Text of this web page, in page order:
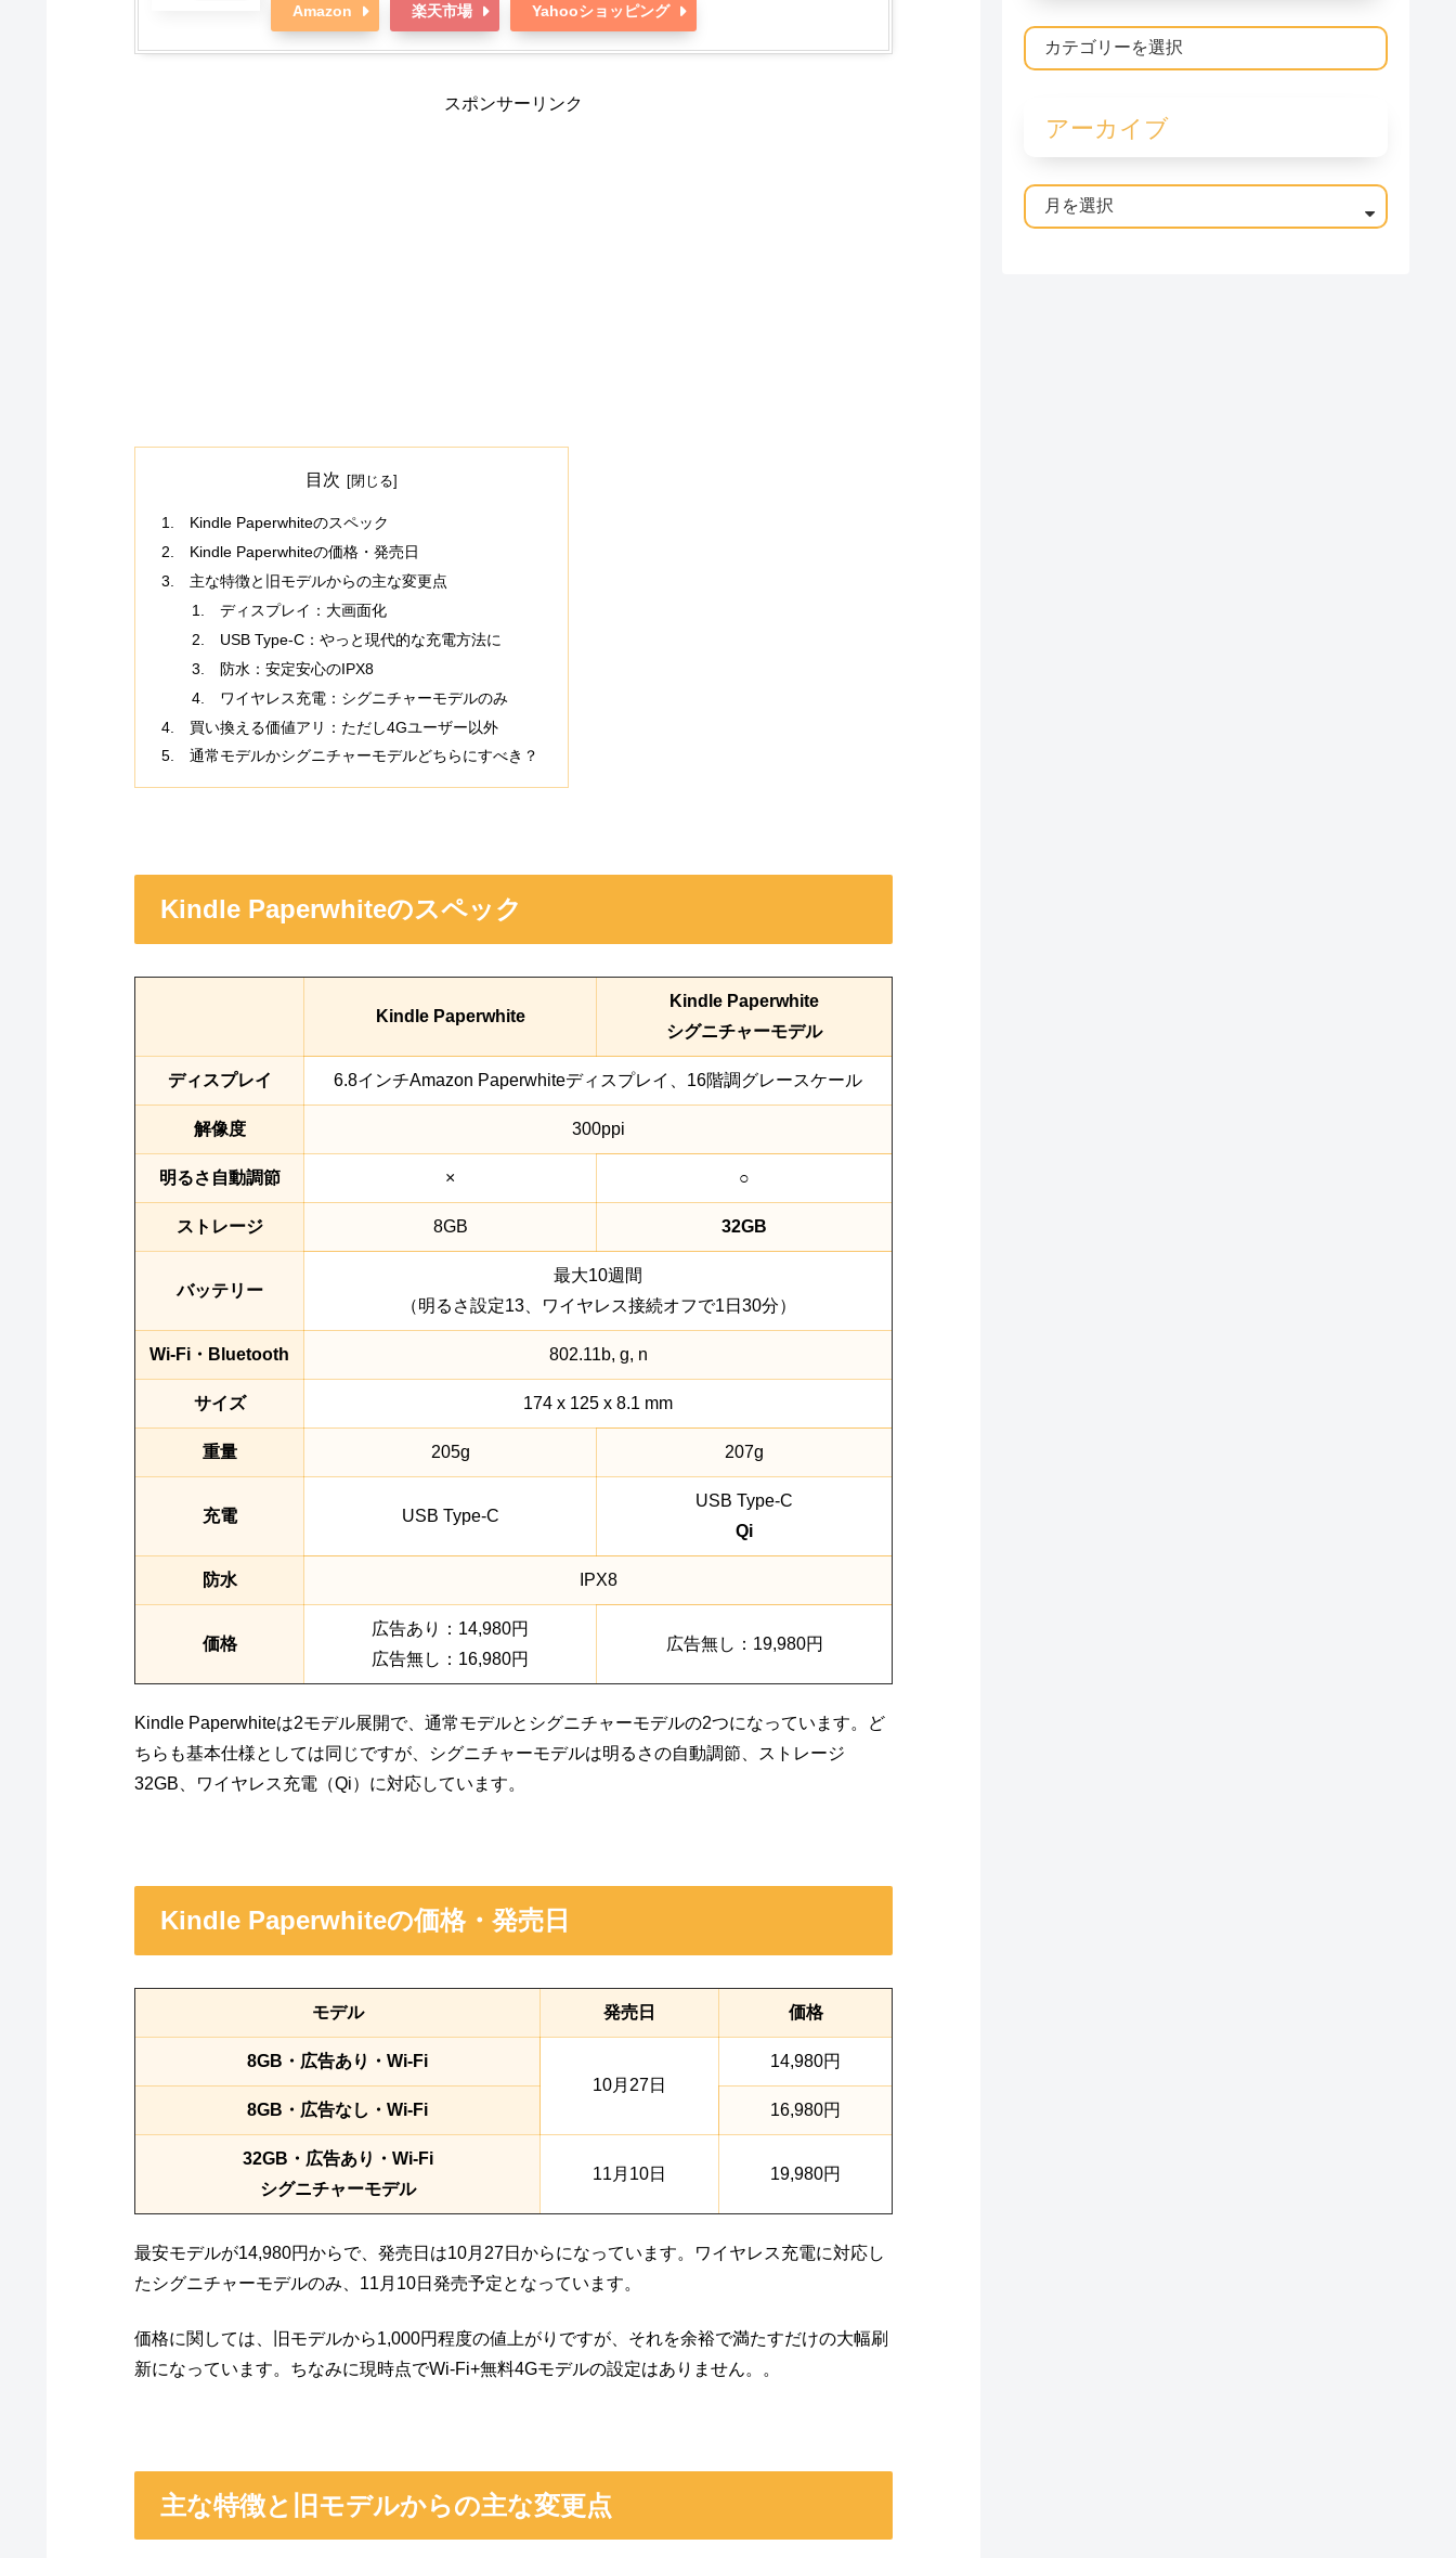
Amazon 楽天市場 Yahooショッピング
スポンサーリンク
目次
Kindle Paperwhiteのスペック
Kindle Paperwhiteの価格・発売日
主な特徴と旧モデルからの主な変更点
ディスプレイ：大画面化
USB Type-C：やっと現代的な充電方法に
防水：安定安心のIPX8
ワイヤレス充電：シグニチャーモデルのみ
買い換える価値アリ：ただし4Gユーザー以外
通常モデルかシグニチャーモデルどちらにすべき？
Kindle Paperwhiteのスペック
Kindle Paperwhite
Kindle Paperwhite
シグニチャーモデル
ディスプレイ 6.8インチAmazon Paperwhiteディスプレイ、16階調グレースケール
解像度 300ppi
明るさ自動調節 × ○
ストレージ 8GB 32GB
バッテリー
最大10週間
（明るさ設定13、ワイヤレス接続オフで1日30分）
Wi-Fi・Bluetooth 802.11b, g, n
サイズ 174 x 125 x 8.1 mm
重量 205g 207g
充電 USB Type-C
USB Type-C
Qi
防水 IPX8
価格
広告あり：14,980円
広告無し：16,980円
広告無し：19,980円
Kindle Paperwhiteは2モデル展開で、通常モデルとシグニチャーモデルの2つになっています。ど
ちらも基本仕様としては同じですが、シグニチャーモデルは明るさの自動調節、ストレージ
32GB、ワイヤレス充電（Qi）に対応しています。
Kindle Paperwhiteの価格・発売日
モデル 発売日 価格
8GB・広告あり・Wi-Fi
10月27日
14,980円
8GB・広告なし・Wi-Fi 16,980円
32GB・広告あり・Wi-Fi
シグニチャーモデル
11月10日 19,980円
最安モデルが14,980円からで、発売日は10月27日からになっています。ワイヤレス充電に対応し
たシグニチャーモデルのみ、11月10日発売予定となっています。
価格に関しては、旧モデルから1,000円程度の値上がりですが、それを余裕で満たすだけの大幅刷
新になっています。ちなみに現時点でWi-Fi+無料4Gモデルの設定はありません。。
主な特徴と旧モデルからの主な変更点
アーカイブ